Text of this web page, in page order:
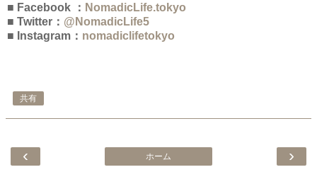
■ Facebook ： NomadicLife.tokyo
■ Twitter： @NomadicLife5
■ Instagram： nomadiclifetokyo
共有
‹ ›
ホーム